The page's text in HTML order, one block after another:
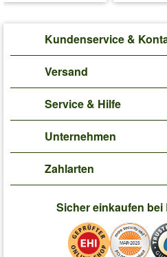
Kundenservice &
Versand
Service & Hilfe
Unternehmen
Zahlarten
Sicher einkaufen bei